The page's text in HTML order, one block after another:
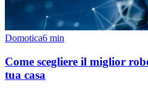
Domotica6 min
Come scegliere il miglior
tua casa